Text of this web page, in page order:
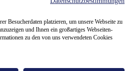
Stiftungen Bethel
Besucherdaten platzieren, um unsere Webseite zu
und Ihnen ein großartiges Webseiten-
zu den von uns verwendeten Cookies